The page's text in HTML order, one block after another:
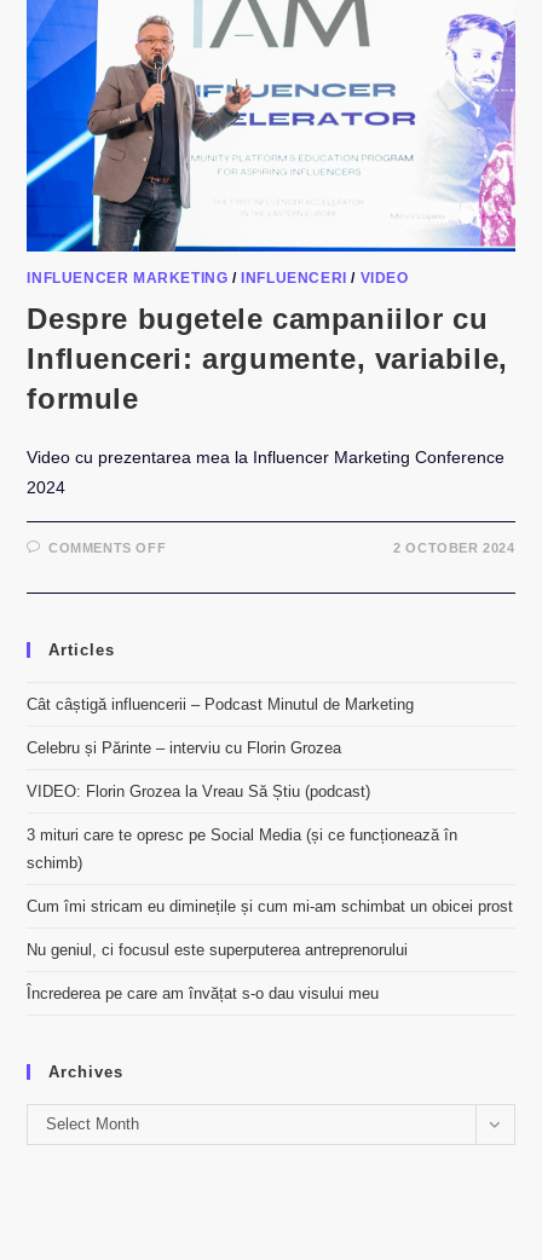
INFLUENCER MARKETING /INFLUENCERI / VIDEO
Despre bugetele campaniilor cu
Influenceri: argumente, variabile,
formule
Video cu prezentarea mea la Influencer Marketing Conference
2024
COMMENTS OFFON
CAMPANIILOR
2 OCTOBER 2024
Articles
Cât câștigă influencerii – Podcast Minutul de Marketing
Celebru și Părinte – interviu cu Florin Grozea
VIDEO: Florin Grozea la Vreau Să Știu (podcast)
3 mituri care te opresc pe Social Media (și ce funcționează în
schimb)
Cum îmi stricam eu diminețile și cum mi-am schimbat un obicei prost
Nu geniul, ci focusul este superputerea antreprenorului
Încrederea pe care am învățat s-o dau visului meu
Archives
Archives
Select Month